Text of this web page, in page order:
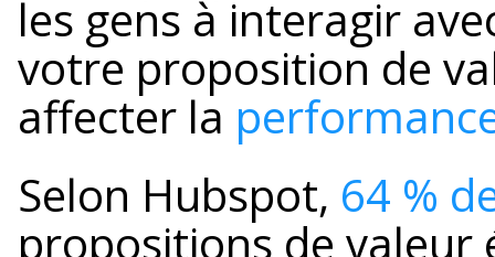
les gens à interagir
votre proposition de
affecter la
Selon Hubspot, 64 %
propositions de valeur